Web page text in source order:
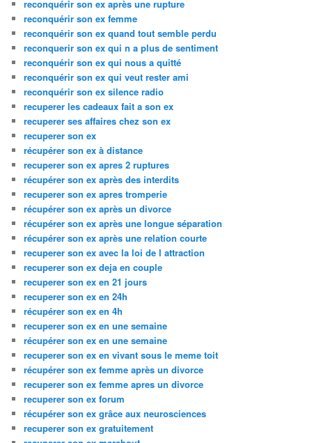
reconquérir son ex après une rupture
reconquérir son ex femme
reconquérir son ex quand tout semble perdu
reconquerir son ex qui n a plus de sentiment
reconquérir son ex qui nous a quitté
reconquérir son ex qui veut rester ami
reconquérir son ex silence radio
recuperer les cadeaux fait a son ex
recuperer ses affaires chez son ex
recuperer son ex
récupérer son ex à distance
recuperer son ex apres 2 ruptures
récupérer son ex après des interdits
recuperer son ex apres tromperie
récupérer son ex après un divorce
récupérer son ex après une longue séparation
récupérer son ex après une relation courte
recuperer son ex avec la loi de l attraction
recuperer son ex deja en couple
recuperer son ex en 21 jours
recuperer son ex en 24h
récupérer son ex en 4h
recuperer son ex en une semaine
récupérer son ex en une semaine
recuperer son ex en vivant sous le meme toit
récupérer son ex femme après un divorce
recuperer son ex femme apres un divorce
recuperer son ex forum
récupérer son ex grâce aux neurosciences
recuperer son ex gratuitement